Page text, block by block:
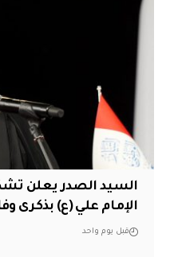
السيد الصدر يعلن
الإمام علي (ع) بذكرى
قبل يوم واحد